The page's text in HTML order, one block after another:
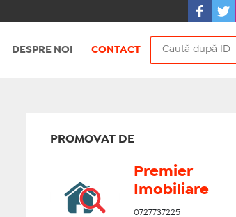
DESPRE NOI CONTACT
PROMOVAT DE
Premier
Imobiliare
0727737225